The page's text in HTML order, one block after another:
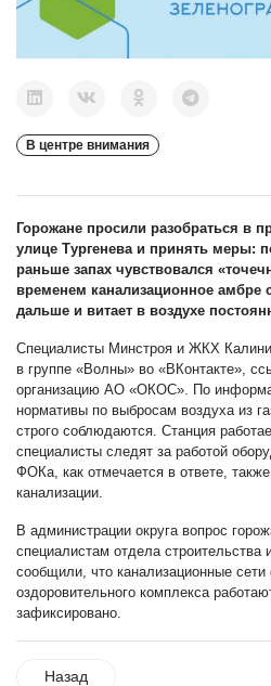
В центре внимания
Горожане просили разобраться в
улице Тургенева и принять меры:
раньше запах чувствовался
временем канализационное амбре
дальше и витает в воздухе
Специалисты Минстроя и ЖКХ
в группе «Волны» во «ВКонтакте»,
организацию АО «ОКОС». По
нормативы по выбросам воздуха из
строго соблюдаются. Станция
специалисты следят за работой
ФОКа, как отмечается в ответе,
канализации.
В администрации округа вопрос
специалистам отдела строительства
сообщили, что канализационные сети
оздоровительного комплекса
зафиксировано.
Назад